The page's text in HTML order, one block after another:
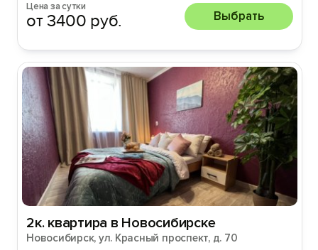
Цена за сутки
от 3400 руб. Выбрать
2к. квартира в Новосибирске
Новосибирск, ул. Красный проспект, д. 70